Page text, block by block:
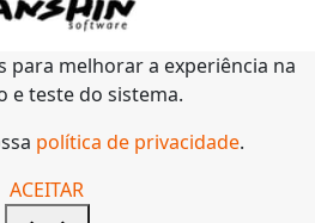
para melhorar a experiência na
e teste do sistema.
política de privacidade.
ACEITAR